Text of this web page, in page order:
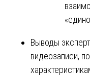
Выводы
видеозаписи,